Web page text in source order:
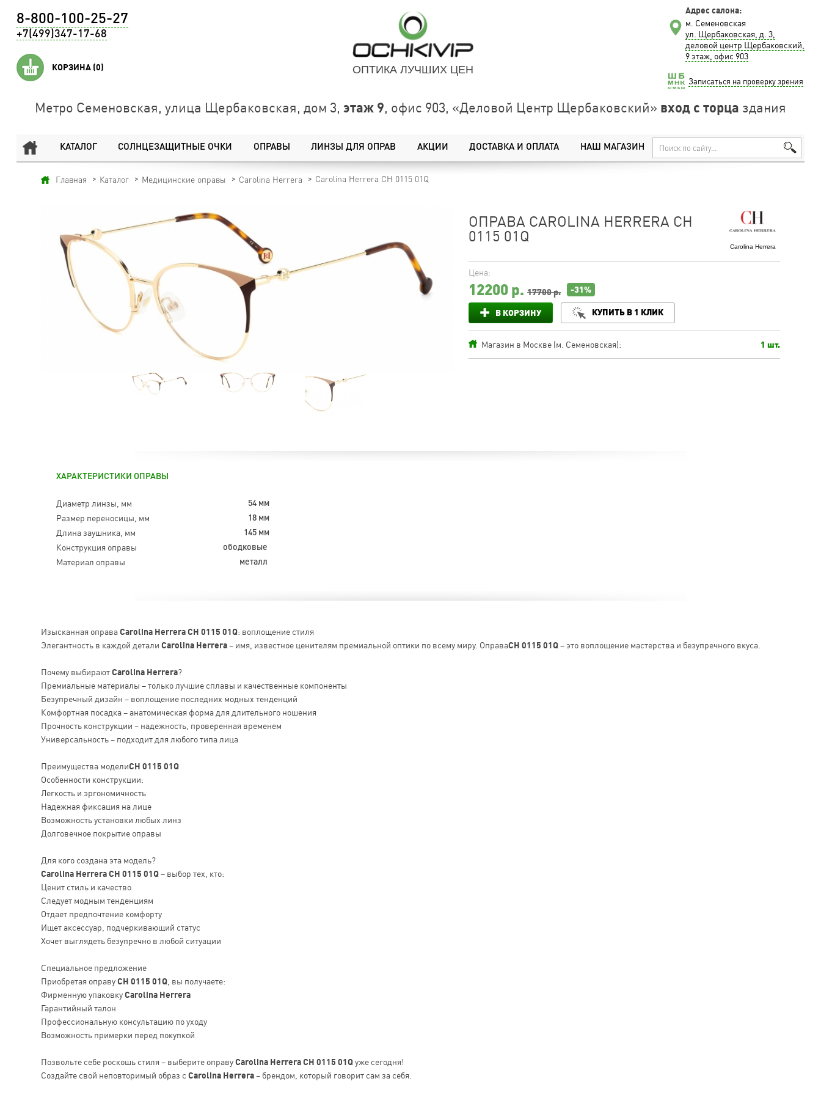
8-800-100-25-27
+7(499)347-17-68
КОРЗИНА (0) ОПТИКА ЛУЧШИХ ЦЕН
Адрес салона:
м. Семеновская
ул. Щербаковская, д. 3,
деловой центр Щербаковский,
9 этаж, офис 903
Записаться на проверку зрения
Метро Семеновская, улица Щербаковская, дом 3, этаж 9, офис 903, «Деловой Центр Щербаковский» вход с торца здания
КАТАЛОГ СОЛНЦЕЗАЩИТНЫЕ ОЧКИ ОПРАВЫ ЛИНЗЫ ДЛЯ ОПРАВ АКЦИИ ДОСТАВКА И ОПЛАТА НАШ МАГАЗИН
Главная Каталог Медицинские оправы Carolina Herrera Carolina Herrera CH 0115 01Q
Carolina Herrera
ОПРАВА CAROLINA HERRERA CH
0115 01Q
Цена:
12200 р. 17700 р. -31%
В КОРЗИНУ КУПИТЬ В 1 КЛИК
Магазин в Москве (м. Семеновская): 1 шт.
ХАРАКТЕРИСТИКИ ОПРАВЫ
Диаметр линзы, мм 54 мм
Размер переносицы, мм 18 мм
Длина заушника, мм 145 мм
Конструкция оправы ободковые
Материал оправы металл
Изысканная оправаCarolina Herrera CH 0115 01Q: воплощение стиля
Элегантность в каждой детали Carolina Herrera– имя, известное ценителям премиальной оптики по всему миру. ОправаCH 0115 01Q– это воплощение мастерства и безупречного вкуса.
Почему выбираютCarolina Herrera?
Премиальные материалы – только лучшие сплавы и качественные компоненты
Безупречный дизайн – воплощение последних модных тенденций
Комфортная посадка – анатомическая форма для длительного ношения
Прочность конструкции – надежность, проверенная временем
Универсальность – подходит для любого типа лица
Преимущества моделиCH 0115 01Q
Особенности конструкции:
Легкость и эргономичность
Надежная фиксация на лице
Возможность установки любых линз
Долговечное покрытие оправы
Для кого создана эта модель?
Carolina Herrera CH 0115 01Q– выбор тех, кто:
Ценит стиль и качество
Следует модным тенденциям
Отдает предпочтение комфорту
Ищет аксессуар, подчеркивающий статус
Хочет выглядеть безупречно в любой ситуации
Специальное предложение
Приобретая оправуCH 0115 01Q , вы получаете:
Фирменную упаковкуCarolina Herrera
Гарантийный талон
Профессиональную консультацию по уходу
Возможность примерки перед покупкой
Позвольте себе роскошь стиля – выберите оправуCarolina Herrera CH 0115 01Qуже сегодня!
Создайте свой неповторимый образ с Carolina Herrera– брендом, который говорит сам за себя.